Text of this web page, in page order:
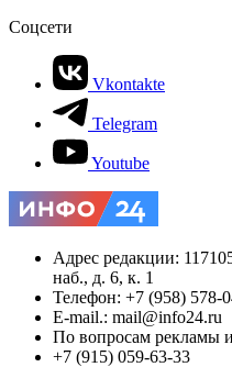
Соцсети
Vkontakte
Telegram
Youtube
Адрес редакции:
наб., д. 6, к. 1
Телефон: +7 (958) 578-
E-mail.: mail@info24.ru
По вопросам рекламы
+7 (915) 059-63-33